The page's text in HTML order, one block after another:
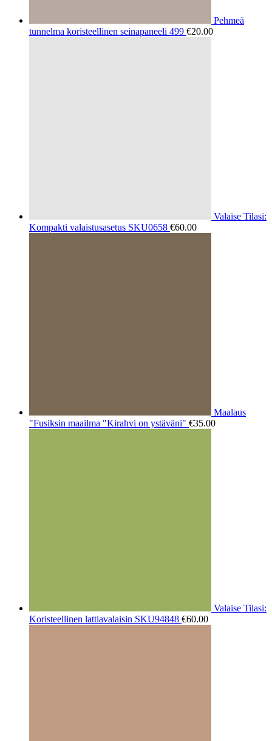
Pehmeä
tunnelma koristeellinen seinapaneeli 499 €20.00
Valaise Tilasi:
Kompakti valaistusasetus SKU0658 €60.00
Maalaus
"Fusiksin maailma "Kirahvi on ystäväni" €35.00
Valaise Tilasi:
Koristeellinen lattiavalaisin SKU94848 €60.00